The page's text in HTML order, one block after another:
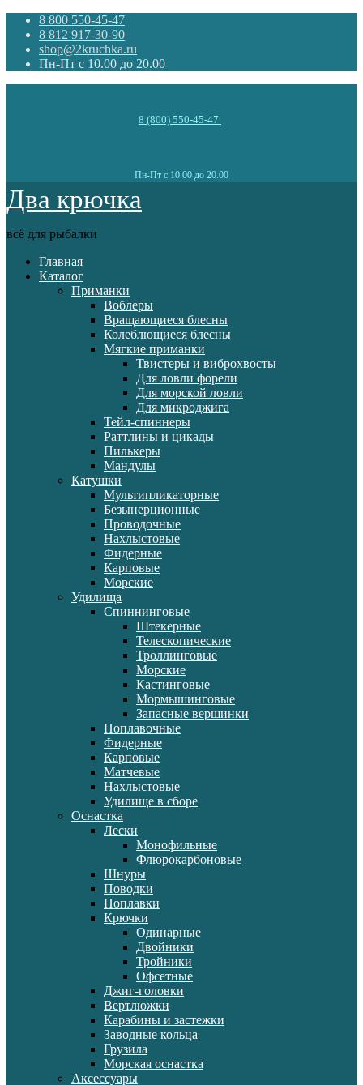
8 800 550-45-47
8 812 917-30-90
shop@2kruchka.ru
Пн-Пт с 10.00 до 20.00
8 (800) 550-45-47
Пн-Пт с 10.00 до 20.00
Два крючка
всё для рыбалки
Главная
Каталог
Приманки
Воблеры
Вращающиеся блесны
Колеблющиеся блесны
Мягкие приманки
Твистеры и виброхвосты
Для ловли форели
Для морской ловли
Для микроджига
Тейл-спиннеры
Раттлины и цикады
Пилькеры
Мандулы
Катушки
Мультипликаторные
Безынерционные
Проводочные
Нахлыстовые
Фидерные
Карповые
Морские
Удилища
Спиннинговые
Штекерные
Телескопические
Троллинговые
Морские
Кастинговые
Мормышинговые
Запасные вершинки
Поплавочные
Фидерные
Карповые
Матчевые
Нахлыстовые
Удилище в сборе
Оснастка
Лески
Монофильные
Флюрокарбоновые
Шнуры
Поводки
Поплавки
Крючки
Одинарные
Двойники
Тройники
Офсетные
Джиг-головки
Вертлюжки
Карабины и застежки
Заводные кольца
Грузила
Морская оснастка
Аксессуары